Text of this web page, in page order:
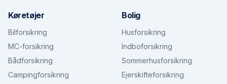
Køretøjer
Bilforsikring
MC-forsikring
Bådforsikring
Campingforsikring
Bolig
Husforsikring
Indboforsikring
Sommerhusforsikring
Ejerskifteforsikring